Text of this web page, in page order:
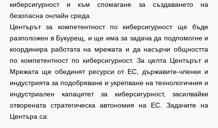
киберсигурност и към спомагане за създаването на
безопасна онлайн среда.
Центърът за компетентност по киберсигурност ще бъде
разположен в Букурещ, и ще има за задача да подпомогне и
координира работата на мрежата и да насърчи общността
по компетентност по киберсигурност. За целта Центърът и
Мрежата ще обединят ресурси от ЕС, държавите-членки и
индустрията за подобряване и укрепване на технологичния и
индустриален капацитет за киберсигурност, засилвайки
отворената стратегическа автономия на ЕС. Задачите на
Центъра са: